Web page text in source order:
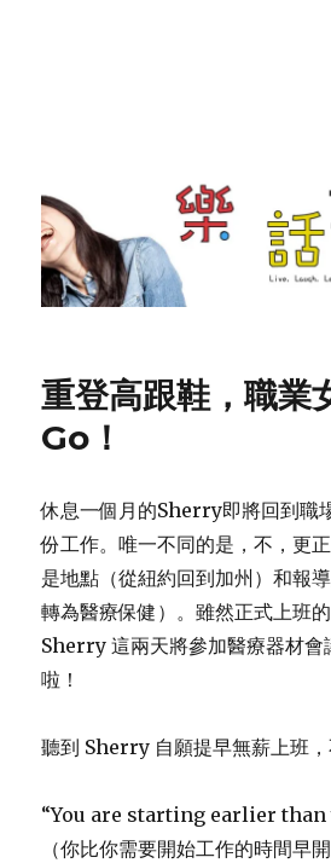
重登高跟鞋，職業
Go！
休息一個月的Sherry即將回到職
份工作。唯一不同的是，不，更
是地點（從紐約回到加州）和報
轉為醫療保健）。雖然正式上班
Sherry 這兩天將參加醫療器材會
啦！
聽到 Sherry 自願提早無薪上班，
“You are starting earlier than
（你比你需要開始工作的時間早開